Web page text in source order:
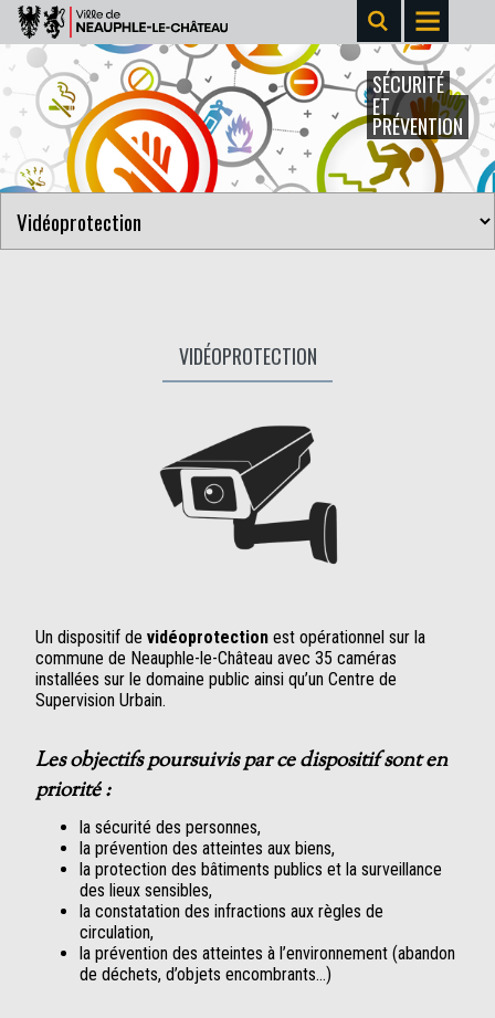
SÉCURITÉ
ET
PRÉVENTION
VIDÉOPROTECTION
Un dispositif de vidéoprotection est opérationnel sur la
commune de Neauphle-le-Château avec 35 caméras
installées sur le domaine public ainsi qu’un Centre de
Supervision Urbain.
Les objectifs poursuivis par ce dispositif sont en
priorité :
la sécurité des personnes,
la prévention des atteintes aux biens,
la protection des bâtiments publics et la surveillance
des lieux sensibles,
la constatation des infractions aux règles de
circulation,
la prévention des atteintes à l’environnement (abandon
de déchets, d’objets encombrants…)